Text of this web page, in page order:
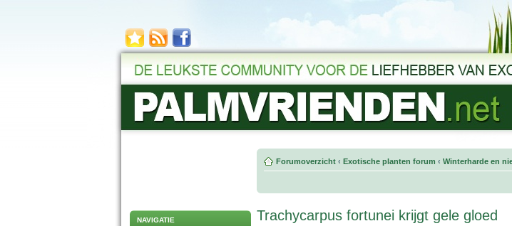
NAVIGATIE
Forumoverzicht ‹ Exotische planten forum ‹ Winterharde en
Trachycarpus fortunei krijgt gele gloed